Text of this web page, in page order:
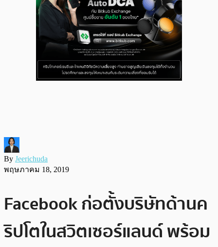
By Jeerichuda
พฤษภาคม 18, 2019
Facebook ก่อตั้งบริษัทด้านค
ริปโตในสวิตเซอร์แลนด์ พร้อม